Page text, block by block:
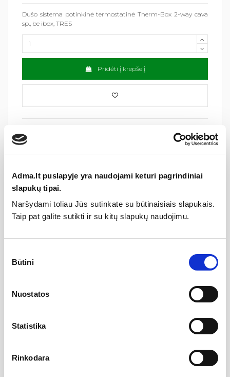
Adma.lt puslapyje yra naudojami keturi pagrindiniai
slapukų tipai.
Naršydami toliau Jūs sutinkate su būtinaisiais slapukais.
Taip pat galite sutikti ir su kitų slapukų naudojimu.
pasirinkimas
Būtini
Nuostatos
Statistika
Rinkodara
Dušo sistema potinkinė termostatinė Therm-Box 2-way cava
sp., be ibox, TRES
Pridėti į krepšelį
Specifikacija